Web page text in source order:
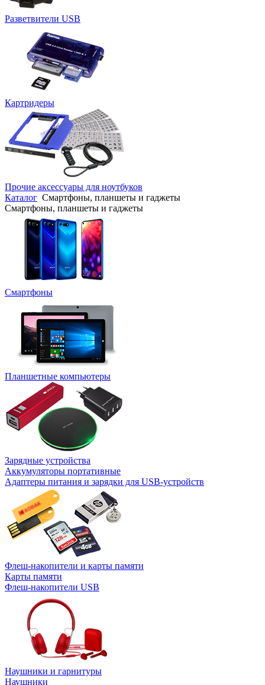
Разветвители USB
Картридеры
Прочие аксессуары для ноутбуков
Каталог Смартфоны, планшеты и гаджеты
Смартфоны, планшеты и гаджеты
Смартфоны
Планшетные компьютеры
Зарядные устройства
Аккумуляторы портативные
Адаптеры питания и зарядки для USB-устройств
Флеш-накопители и карты памяти
Карты памяти
Флеш-накопители USB
Наушники и гарнитуры
Наушники